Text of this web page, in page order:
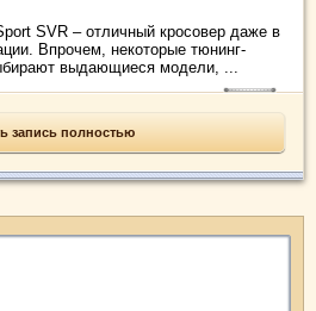
SVR – отличный кросовер даже в
Впрочем, некоторые тюнинг-
выдающиеся модели, ...
запись полностью